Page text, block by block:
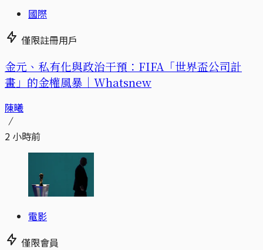
國際
僅限註冊用戶
金元、私有化與政治干預：FIFA「世界盃公司計
畫」的金權風暴｜Whatsnew
陳曦
2 小時前
電影
僅限會員